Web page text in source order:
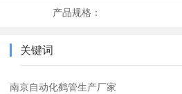
产品规格：
关键词
南京自动化鹤管生产厂家